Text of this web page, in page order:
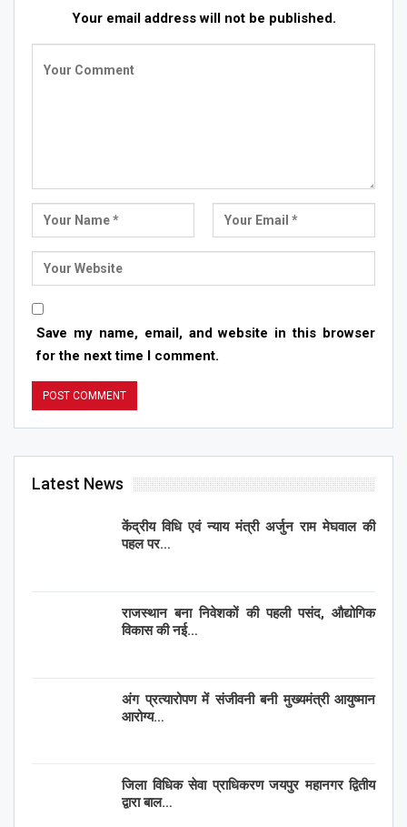
Your email address will not be published.
Save my name, email, and website in this browser
for the next time I comment.
Latest News
केंद्रीय विधि एवं न्याय मंत्री अर्जुन राम मेघवाल की
पहल पर…
राजस्थान बना निवेशकों की पहली पसंद, औद्योगिक
विकास की नई…
अंग प्रत्यारोपण में संजीवनी बनी मुख्यमंत्री आयुष्मान
आरोग्य…
जिला विधिक सेवा प्राधिकरण जयपुर महानगर द्वितीय
द्वारा बाल…